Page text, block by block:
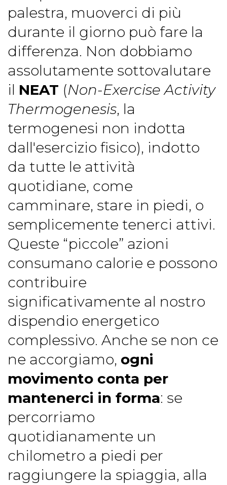
palestra, muoverci di più
durante il giorno può fare la
differenza. Non dobbiamo
assolutamente sottovalutare
il NEAT (Non-Exercise Activity
Thermogenesis, la
termogenesi non indotta
dall'esercizio fisico), indotto
da tutte le attività
quotidiane, come
camminare, stare in piedi, o
semplicemente tenerci attivi.
Queste “piccole” azioni
consumano calorie e possono
contribuire
significativamente al nostro
dispendio energetico
complessivo. Anche se non ce
ne accorgiamo, ogni
movimento conta per
mantenerci in forma: se
percorriamo
quotidianamente un
chilometro a piedi per
raggiungere la spiaggia, alla